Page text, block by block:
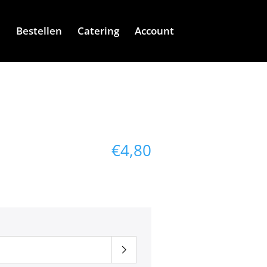
Bestellen Catering Account
€4,80